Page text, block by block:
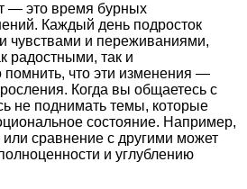
— это время бурных
Каждый день подросток
чувствами и переживаниями,
радостными, так и
что эти изменения —
Когда вы общаетесь с
не поднимать темы, которые
состояние. Например,
сравнение с другими может
и углублению